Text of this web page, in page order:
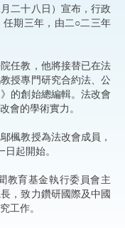
二十八日）宣布，行政
期三年，由二○二三年
任教，他將接替已在法
授專門研究合約法、公
的創始總編輯。法改會
會的學術實力。
教授為法改會成員，
起開始。
育基金執行委員會主
，致力鑽研國際及中國
工作。